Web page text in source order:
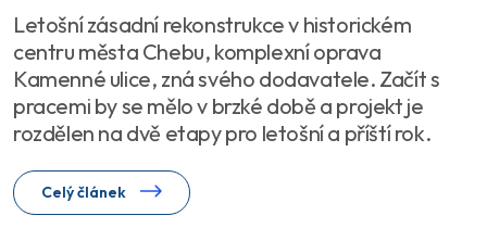
Letošní zásadní rekonstrukce v historickém
centru města Chebu, komplexní oprava
Kamenné ulice, zná svého dodavatele. Začít s
pracemi by se mělo v brzké době a projekt je
rozdělen na dvě etapy pro letošní a příští rok.
Celý článek